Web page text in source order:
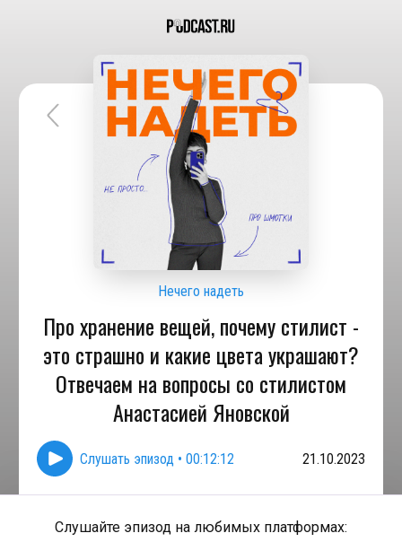
Нечего надеть
Про хранение вещей, почему стилист -
это страшно и какие цвета украшают?
Отвечаем на вопросы со стилистом
Анастасией Яновской
Слушать эпизод • 00:12:12 21.10.2023
Слушайте эпизод на любимых платформах: